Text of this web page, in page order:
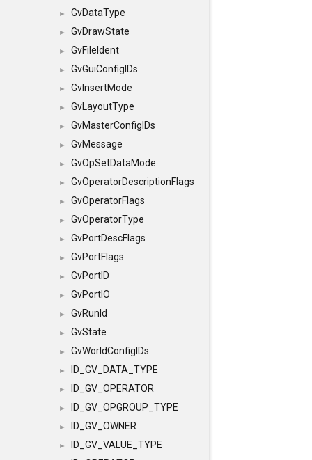
► GvDataType
► GvDrawState
► GvFileIdent
► GvGuiConfigIDs
► GvInsertMode
► GvLayoutType
► GvMasterConfigIDs
► GvMessage
► GvOpSetDataMode
► GvOperatorDescriptionFlags
► GvOperatorFlags
► GvOperatorType
► GvPortDescFlags
► GvPortFlags
► GvPortID
► GvPortIO
► GvRunId
► GvState
► GvWorldConfigIDs
► ID_GV_DATA_TYPE
► ID_GV_OPERATOR
► ID_GV_OPGROUP_TYPE
► ID_GV_OWNER
►
ID_GV_VALUE_TYPE